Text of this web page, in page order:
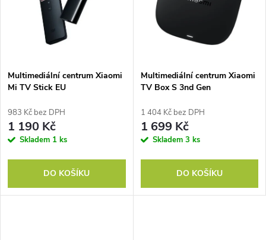
Multimediální centrum Xiaomi
Mi TV Stick EU
983 Kč bez DPH
1 190 Kč
Skladem 1 ks
DO KOŠÍKU
Multimediální centrum Xiaomi
TV Box S 3nd Gen
1 404 Kč bez DPH
1 699 Kč
Skladem 3 ks
DO KOŠÍKU